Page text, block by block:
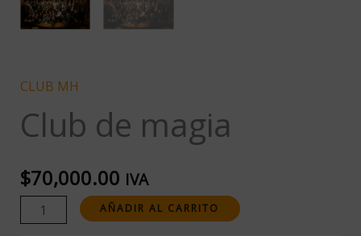
CLUB MH
Club de magia
$70,000.00 IVA
AÑADIR AL CARRITO